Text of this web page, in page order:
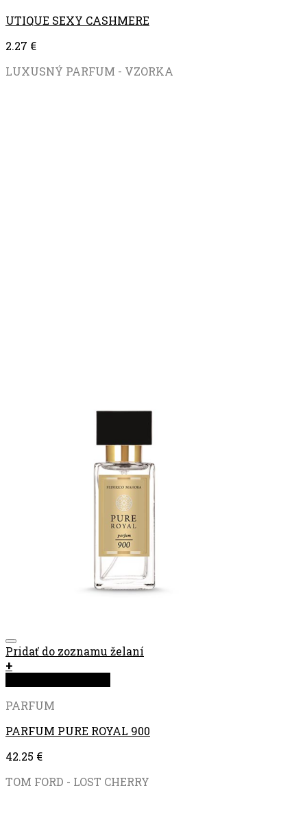
UTIQUE SEXY CASHMERE
2.27 €
LUXUSNÝ PARFUM - VZORKA
Pridať do zoznamu želaní
+
PARFUM
PARFUM PURE ROYAL 900
42.25 €
TOM FORD - LOST CHERRY